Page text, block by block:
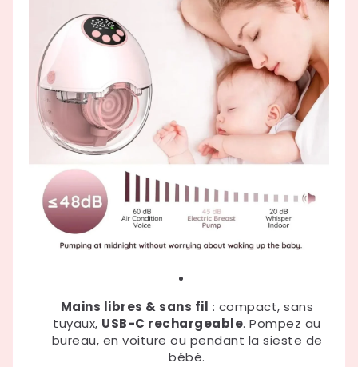
Mains libres & sans fil : compact, sans
tuyaux, USB-C rechargeable. Pompez au
bureau, en voiture ou pendant la sieste de
bébé.